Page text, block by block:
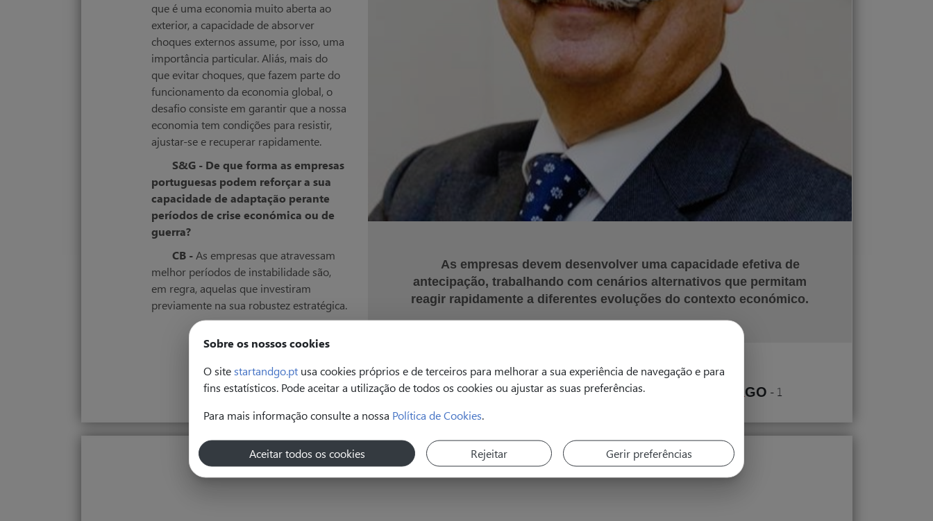
Sobre os nossos cookies
O sitestartandgo.pt usa cookies próprios e de terceiros para melhorar a sua experiência de navegação e para
fins estatísticos. Pode aceitar a utilização de todos os cookies ou ajustar as suas preferências.
Para mais informação consulte a nossa Política de Cookies.
Aceitar todos os cookies Rejeitar Gerir preferências
que é uma economia muito aberta ao
exterior, a capacidade de absorver
choques externos assume, por isso, uma
importância particular. Aliás, mais do
que evitar choques, que fazem parte do
funcionamento da economia global, o
desafio consiste em garantir que a nossa
economia tem condições para resistir,
ajustar-se e recuperar rapidamente.
S&G - De que forma as empresas
portuguesas podem reforçar a sua
capacidade de adaptação perante
períodos de crise económica ou de
guerra?
CB -As empresas que atravessam
melhor períodos de instabilidade são,
em regra, aquelas que investiram
previamente na sua robustez estratégica.
As empresas devem desenvolver uma capacidade efetiva de
antecipação, trabalhando com cenários alternativos que permitam
reagir rapidamente a diferentes evoluções do contexto económico.
Edição Especial - Maio 2026 &GO - 1